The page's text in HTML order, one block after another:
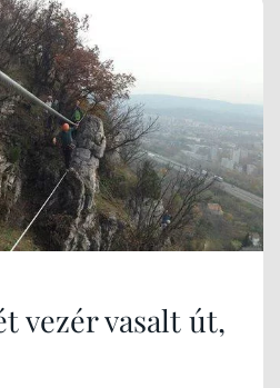
vezér vasalt út,